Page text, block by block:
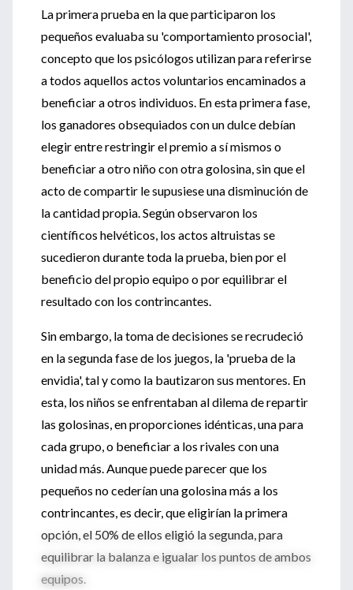
La primera prueba en la que participaron los
pequeños evaluaba su 'comportamiento prosocial',
concepto que los psicólogos utilizan para referirse
a todos aquellos actos voluntarios encaminados a
beneficiar a otros individuos. En esta primera fase,
los ganadores obsequiados con un dulce debían
elegir entre restringir el premio a sí mismos o
beneficiar a otro niño con otra golosina, sin que el
acto de compartir le supusiese una disminución de
la cantidad propia. Según observaron los
científicos helvéticos, los actos altruistas se
sucedieron durante toda la prueba, bien por el
beneficio del propio equipo o por equilibrar el
resultado con los contrincantes.
Sin embargo, la toma de decisiones se recrudeció
en la segunda fase de los juegos, la 'prueba de la
envidia', tal y como la bautizaron sus mentores. En
esta, los niños se enfrentaban al dilema de repartir
las golosinas, en proporciones idénticas, una para
cada grupo, o beneficiar a los rivales con una
unidad más. Aunque puede parecer que los
pequeños no cederían una golosina más a los
contrincantes, es decir, que eligirían la primera
opción, el 50% de ellos eligió la segunda, para
equilibrar la balanza e igualar los puntos de ambos
equipos.